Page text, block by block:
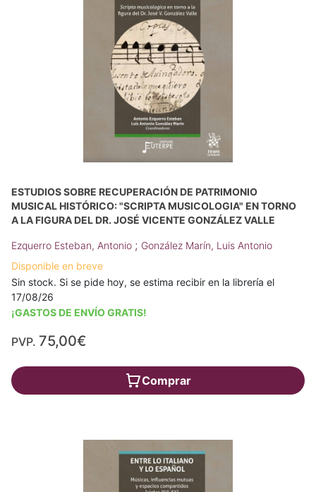
ESTUDIOS SOBRE RECUPERACIÓN DE PATRIMONIO
MUSICAL HISTÓRICO: "SCRIPTA MUSICOLOGIA" EN TORNO
A LA FIGURA DEL DR. JOSÉ VICENTE GONZÁLEZ VALLE
Ezquerro Esteban, Antonio ; González Marín, Luis Antonio
Disponible en breve
Sin stock. Si se pide hoy, se estima recibir en la librería el
17/08/26
¡GASTOS DE ENVÍO GRATIS!
PVP. 75,00€
Comprar